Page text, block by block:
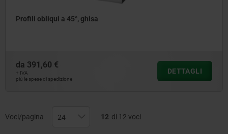
Profili obliqui a 45°, ghisa
da 391,60 €
+ IVA
più le spese di spedizione
DETTAGLI
Voci/pagina 12 di 12 voci